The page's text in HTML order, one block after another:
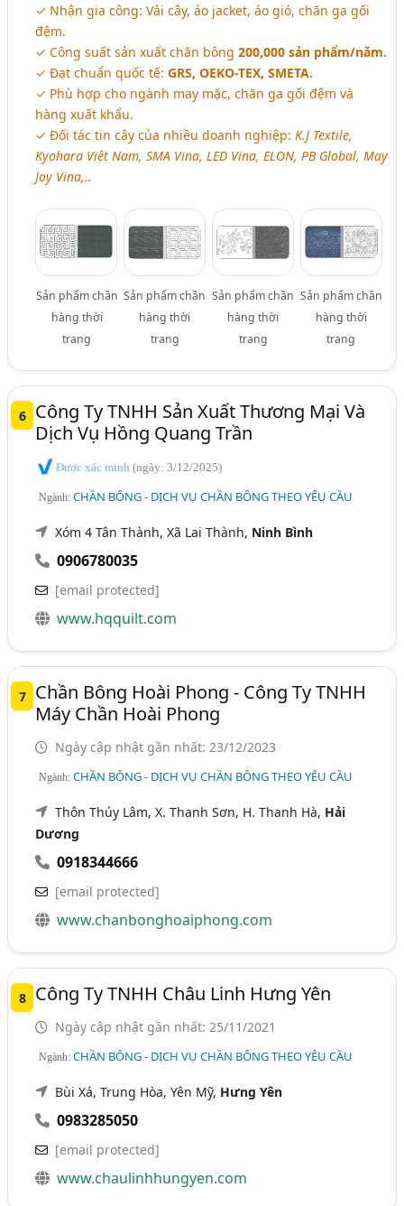
✓ Nhận gia công: Vải cây, áo jacket, áo gió, chăn ga gối
đệm.
✓ Công suất sản xuất chăn bông200,000 sản phẩm/năm.
✓ Đạt chuẩn quốc tế:GRS, OEKO-TEX, SMETA.
✓ Phù hợp cho ngành may mặc, chăn ga gối đệm và
hàng xuất khẩu.
✓ Đối tác tin cậy của nhiều doanh nghiệp:K.J Textile,
Kyohara Việt Nam, SMA Vina, LED Vina, ELON, PB Global, May
Joy Vina,..
Sản phẩm chần
hàng thời
trang
Sản phẩm chần
hàng thời
trang
Sản phẩm chần
hàng thời
trang
Sản phẩm chần
hàng thời
trang
6
Công Ty TNHH Sản Xuất Thương Mại Và
Dịch Vụ Hồng Quang Trần
Được xác minh(ngày: 3/12/2025)
Ngành:CHẦN BÔNG - DỊCH VỤ CHẦN BÔNG THEO YÊU CẦU
Xóm 4 Tân Thành, Xã Lai Thành, Ninh Bình
0906780035
[email protected]
www.hqquilt.com
7
Chần Bông Hoài Phong - Công Ty TNHH
Máy Chần Hoài Phong
Ngày cập nhật gần nhất: 23/12/2023
Ngành:CHẦN BÔNG - DỊCH VỤ CHẦN BÔNG THEO YÊU CẦU
Thôn Thúy Lâm, X. Thanh Sơn, H. Thanh Hà, Hải
Dương
0918344666
[email protected]
www.chanbonghoaiphong.com
8 Công Ty TNHH Châu Linh Hưng Yên
Ngày cập nhật gần nhất: 25/11/2021
Ngành:CHẦN BÔNG - DỊCH VỤ CHẦN BÔNG THEO YÊU CẦU
Bùi Xá, Trung Hòa, Yên Mỹ, Hưng Yên
0983285050
[email protected]
www.chaulinhhungyen.com